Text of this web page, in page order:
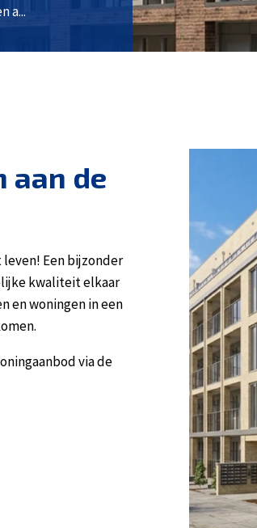
a...
aan de
Een bijzonder
kwaliteit elkaar
en woningen in een
via de